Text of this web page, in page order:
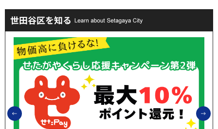
世田谷区を知る
前のスライドを表示